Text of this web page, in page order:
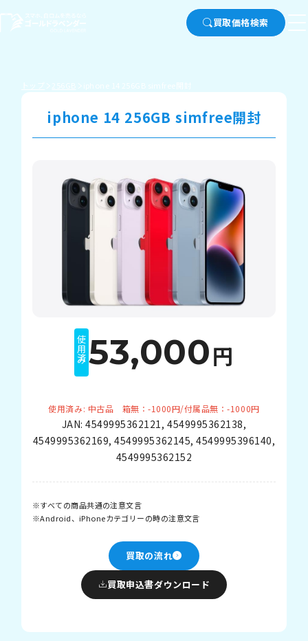
買取価格検索
トップ 256GB iphone 14 256GB simfree開封
iphone 14 256GB simfree開封
使用済み53,000円
使用済み: 中古品 箱無：-1000円/付属品無：-1000円
JAN:4549995362121 ,4549995362138,
4549995362169,4549995362145,4549995396140,
4549995362152
すべての商品共通の注意文言
Android、iPhoneカテゴリーの時の注意文言
買取の流れ
買取申込書ダウンロード